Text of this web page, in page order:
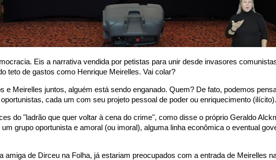
Eis a narrativa vendida por petistas para unir desde invasores
teto de gastos como Henrique Meirelles. Vai colar?
e Meirelles juntos, alguém está sendo enganado. Quem? De fato, podemos
cada um com seu projeto pessoal de poder ou enriquecimento (ilícito).
do "ladrão que quer voltar à cena do crime", como disse o próprio Geraldo
grupo oportunista e amoral (ou imoral), alguma linha econômica o eventual
amiga de Dirceu na Folha, já estariam preocupados com a entrada de Meirelles